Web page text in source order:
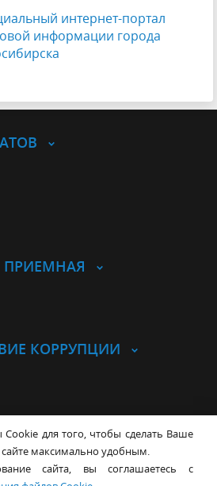
интернет-портал
информации города
ПРИЕМНАЯ
КОРРУПЦИИ
Карта сайта
Красный
для того, чтобы сделать Ваше
максимально удобным.
сайта, вы соглашаетесь с